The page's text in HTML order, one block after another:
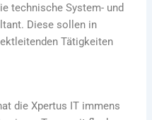
technische System- und
Diese sollen in
Tätigkeiten
die Xpertus IT immens